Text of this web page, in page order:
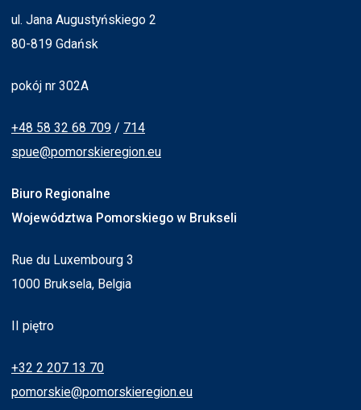
ul. Jana Augustyńskiego 2
80-819 Gdańsk
pokój nr 302A
+48 58 32 68 709 / 714
spue@pomorskieregion.eu
Biuro Regionalne
Województwa Pomorskiego w Brukseli
Rue du Luxembourg 3
1000 Bruksela, Belgia
II piętro
+32 2 207 13 70
pomorskie@pomorskieregion.eu